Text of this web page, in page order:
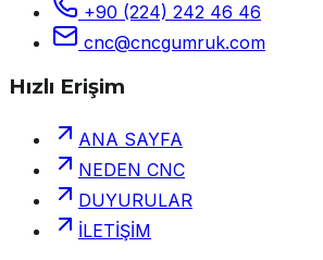
+90 (224) 242 46 46
cnc@cncgumruk.com
Hızlı Erişim
ANA SAYFA
NEDEN CNC
DUYURULAR
İLETİŞİM